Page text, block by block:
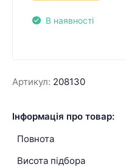
В наявності
Артикул: 208130
Інформація про товар:
Повнота
Висота підбора